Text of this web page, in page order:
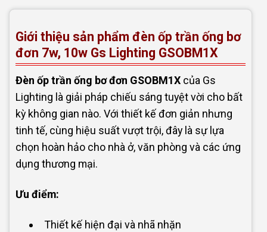
Giới thiệu sản phẩm đèn ốp trần ống bơ
đơn 7w, 10w Gs Lighting GSOBM1X
Đèn ốp trần ống bơ đơn GSOBM1X của Gs
Lighting là giải pháp chiếu sáng tuyệt vời cho bất
kỳ không gian nào. Với thiết kế đơn giản nhưng
tinh tế, cùng hiệu suất vượt trội, đây là sự lựa
chọn hoàn hảo cho nhà ở, văn phòng và các ứng
dụng thương mại.
Ưu điểm:
Thiết kế hiện đại và nhã nhặn